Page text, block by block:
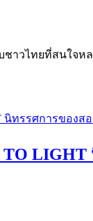
ชาวไทยที่สนใจห
TO